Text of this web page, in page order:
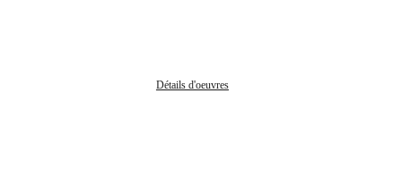
Détails d'oeuvres